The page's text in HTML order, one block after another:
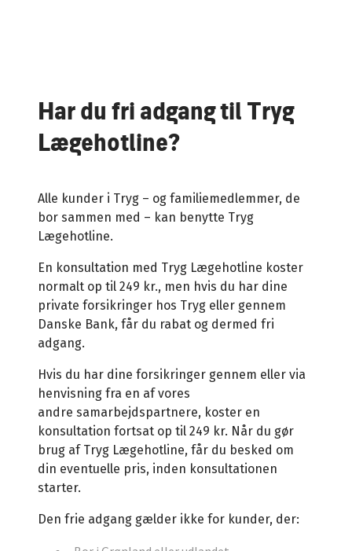
Har du fri adgang til Tryg
Lægehotline?
Alle kunder i Tryg – og familiemedlemmer, de
bor sammen med – kan benytte Tryg
Lægehotline.
En konsultation med Tryg Lægehotline koster
normalt op til 249 kr., men hvis du har dine
private forsikringer hos Tryg eller gennem
Danske Bank, får du rabat og dermed fri
adgang.
Hvis du har dine forsikringer gennem eller via
henvisning fra en af vores
andre samarbejdspartnere, koster en
konsultation fortsat op til 249 kr. Når du gør
brug af Tryg Lægehotline, får du besked om
din eventuelle pris, inden konsultationen
starter.
Den frie adgang gælder ikke for kunder, der: